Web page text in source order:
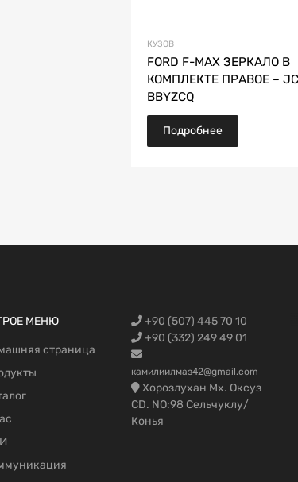
КУЗОВ
FORD F-MAX ЗЕРКАЛО В
КОМПЛЕКТЕ ПРАВОЕ –
BBYZCQ
Подробнее
МЕНЮ
страница
+90 (507) 445 70 10
+90 (332) 249 49 01
камилиилмаз42@gmail.com
Хорозлухан Мх. Оксуз
CD. NO:98 Сельчуклу/
Конья